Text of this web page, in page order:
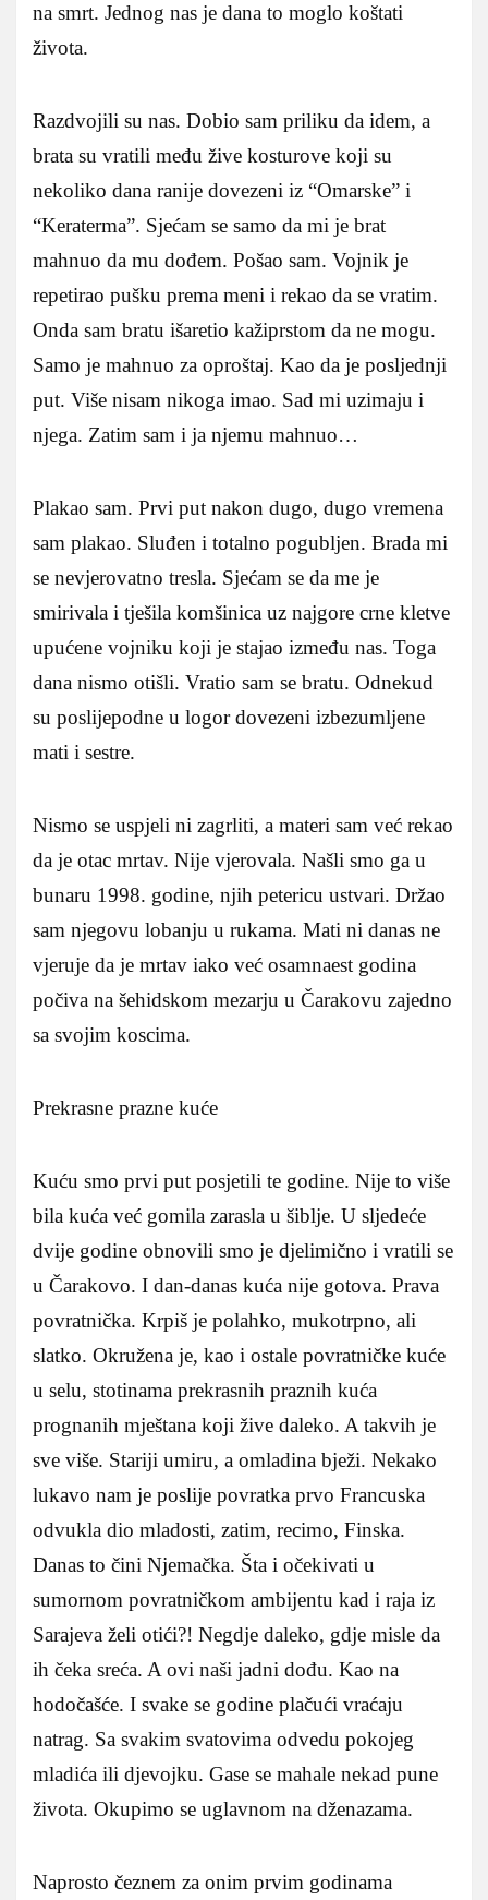
na smrt. Jednog nas je dana to moglo koštati
života.
Razdvojili su nas. Dobio sam priliku da idem, a
brata su vratili među žive kosturove koji su
nekoliko dana ranije dovezeni iz “Omarske” i
“Keraterma”. Sjećam se samo da mi je brat
mahnuo da mu dođem. Pošao sam. Vojnik je
repetirao pušku prema meni i rekao da se vratim.
Onda sam bratu išaretio kažiprstom da ne mogu.
Samo je mahnuo za oproštaj. Kao da je posljednji
put. Više nisam nikoga imao. Sad mi uzimaju i
njega. Zatim sam i ja njemu mahnuo…
Plakao sam. Prvi put nakon dugo, dugo vremena
sam plakao. Sluđen i totalno pogubljen. Brada mi
se nevjerovatno tresla. Sjećam se da me je
smirivala i tješila komšinica uz najgore crne kletve
upućene vojniku koji je stajao između nas. Toga
dana nismo otišli. Vratio sam se bratu. Odnekud
su poslijepodne u logor dovezeni izbezumljene
mati i sestre.
Nismo se uspjeli ni zagrliti, a materi sam već rekao
da je otac mrtav. Nije vjerovala. Našli smo ga u
bunaru 1998. godine, njih petericu ustvari. Držao
sam njegovu lobanju u rukama. Mati ni danas ne
vjeruje da je mrtav iako već osamnaest godina
počiva na šehidskom mezarju u Čarakovu zajedno
sa svojim koscima.
Prekrasne prazne kuće
Kuću smo prvi put posjetili te godine. Nije to više
bila kuća već gomila zarasla u šiblje. U sljedeće
dvije godine obnovili smo je djelimično i vratili se
u Čarakovo. I dan‑danas kuća nije gotova. Prava
povratnička. Krpiš je polahko, mukotrpno, ali
slatko. Okružena je, kao i ostale povratničke kuće
u selu, stotinama prekrasnih praznih kuća
prognanih mještana koji žive daleko. A takvih je
sve više. Stariji umiru, a omladina bježi. Nekako
lukavo nam je poslije povratka prvo Francuska
odvukla dio mladosti, zatim, recimo, Finska.
Danas to čini Njemačka. Šta i očekivati u
sumornom povratničkom ambijentu kad i raja iz
Sarajeva želi otići?! Negdje daleko, gdje misle da
ih čeka sreća. A ovi naši jadni dođu. Kao na
hodočašće. I svake se godine plačući vraćaju
natrag. Sa svakim svatovima odvedu pokojeg
mladića ili djevojku. Gase se mahale nekad pune
života. Okupimo se uglavnom na dženazama.
Naprosto čeznem za onim prvim godinama